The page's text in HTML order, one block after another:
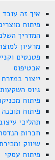
איך זה עובד
פיתוח
המדריך
מרעיון
פטנטים
אבטיפוס
ייצור במזרח
גיוס השקעות
פיתוח
פיתוח
תהליכי
חברות
שיווק
פיתוח עסקי